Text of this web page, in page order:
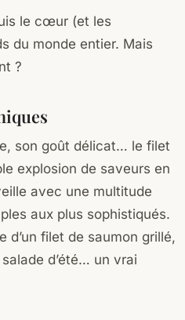
le cœur (et les
du monde entier. Mais
?
son goût délicat… le filet
explosion de saveurs en
avec une multitude
aux plus sophistiqués.
d’un filet de saumon grillé,
d’été… un vrai